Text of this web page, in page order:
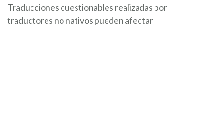
Traducciones cuestionables realizadas por
traductores no nativos pueden afectar